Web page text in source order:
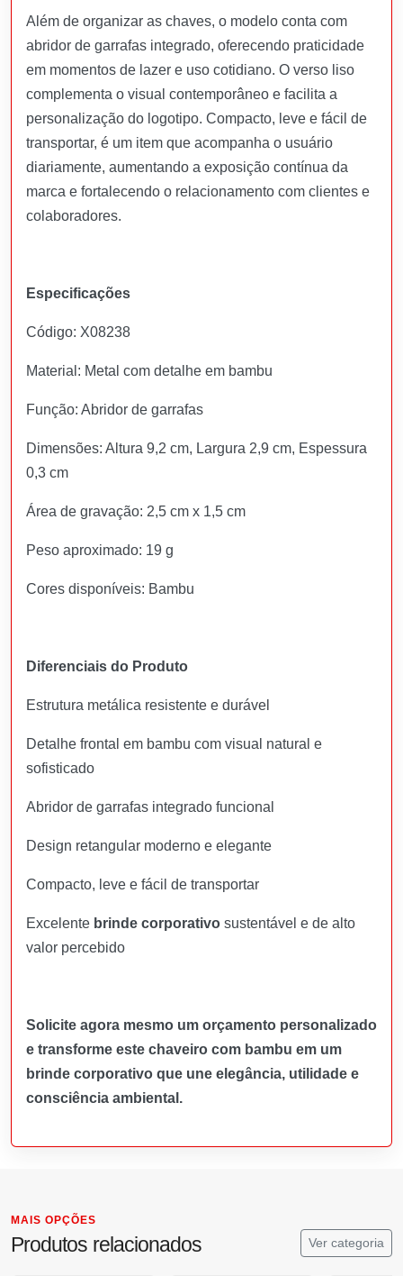
Além de organizar as chaves, o modelo conta com
abridor de garrafas integrado, oferecendo praticidade
em momentos de lazer e uso cotidiano. O verso liso
complementa o visual contemporâneo e facilita a
personalização do logotipo. Compacto, leve e fácil de
transportar, é um item que acompanha o usuário
diariamente, aumentando a exposição contínua da
marca e fortalecendo o relacionamento com clientes e
colaboradores.
Especificações
Código: X08238
Material: Metal com detalhe em bambu
Função: Abridor de garrafas
Dimensões: Altura 9,2 cm, Largura 2,9 cm, Espessura
0,3 cm
Área de gravação: 2,5 cm x 1,5 cm
Peso aproximado: 19 g
Cores disponíveis: Bambu
Diferenciais do Produto
Estrutura metálica resistente e durável
Detalhe frontal em bambu com visual natural e
sofisticado
Abridor de garrafas integrado funcional
Design retangular moderno e elegante
Compacto, leve e fácil de transportar
Excelente brinde corporativo sustentável e de alto
valor percebido
Solicite agora mesmo um orçamento personalizado
e transforme este chaveiro com bambu em um
brinde corporativo que une elegância, utilidade e
consciência ambiental.
MAIS OPÇÕES
Produtos relacionados Ver categoria